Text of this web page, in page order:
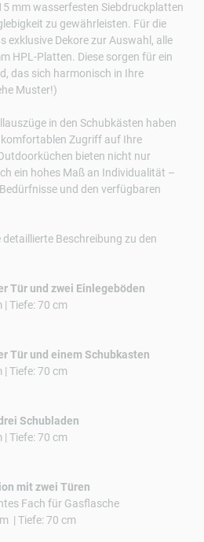
mm wasserfesten Siebdruckplatten
zu gewährleisten. Für die
exklusive Dekore zur Auswahl, alle
HPL-Platten. Diese sorgen für ein
das sich harmonisch in Ihre
Muster!)
in den Schubkästen haben
komfortablen Zugriff auf Ihre
bieten nicht nur
ein hohes Maß an Individualität –
und den verfügbaren
Beschreibung zu den
Tür und zwei Einlegeböden
| Tiefe: 70 cm
Tür und einem Schubkasten
| Tiefe: 70 cm
Schubladen
| Tiefe: 70 cm
mit zwei Türen
Fach für Gasflasche
| Tiefe: 70 cm